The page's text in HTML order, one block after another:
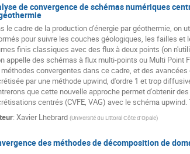
de convergence de schémas numériques
le cadre de la production d'énergie par géothermie,
pour suivre les couches géologiques, les failles
finis classiques avec des flux à deux points (on
appelle des schémas à flux multi-points ou Multi Point
convergentes dans ce cadre, et des
par une méthode upwind, d'ordre 1 et trop
que cette nouvelle approche permet d'obtenir
centrés (CVFE, VAG) avec le schéma
: Xavier Lhebrard (Université du Littoral Côte d'Opale)
des méthodes de décomposition de